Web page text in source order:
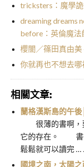
tricksters：魔學
dreaming dreams
before：英倫魔
櫻闇／篠田真由美
你就再也不想去
相關文章:
蘭格漢斯島的午
很薄的書啊，
它的存在。 書
鬆鬆就可以讀完 …
國境之南，太陽